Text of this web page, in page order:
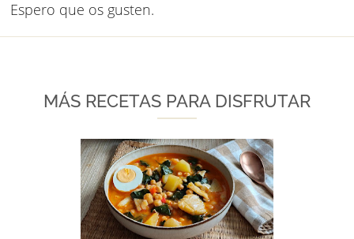
Espero que os gusten.
MÁS RECETAS PARA DISFRUTAR